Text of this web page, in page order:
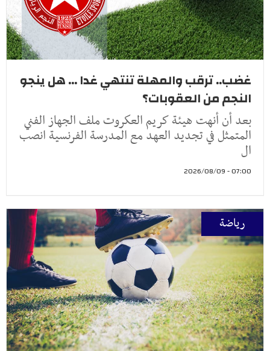
غضب.. ترقب والمهلة تنتهي غدا ... هل ينجو
النجم من العقوبات؟
بعد أن أنهت هيئة كريم العكروت ملف الجهاز الفني
المتمثل في تجديد العهد مع المدرسة الفرنسية انصب
ال
07:00 - 2026/08/09
رياضة